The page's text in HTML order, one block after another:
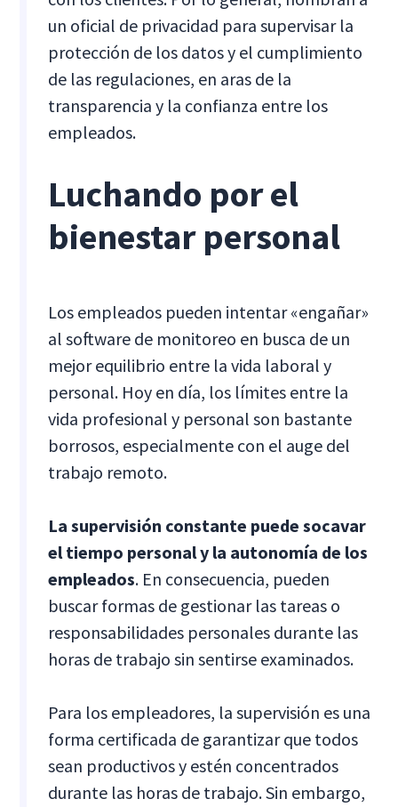
un oficial de privacidad para supervisar la
protección de los datos y el cumplimiento
de las regulaciones, en aras de la
transparencia y la confianza entre los
empleados.
Luchando por el
bienestar personal
Los empleados pueden intentar «engañar»
al software de monitoreo en busca de un
mejor equilibrio entre la vida laboral y
personal. Hoy en día, los límites entre la
vida profesional y personal son bastante
borrosos, especialmente con el auge del
trabajo remoto.
La supervisión constante puede socavar
el tiempo personal y la autonomía de los
empleados. En consecuencia, pueden
buscar formas de gestionar las tareas o
responsabilidades personales durante las
horas de trabajo sin sentirse examinados.
Para los empleadores, la supervisión es una
forma certificada de garantizar que todos
sean productivos y estén concentrados
durante las horas de trabajo. Sin embargo,